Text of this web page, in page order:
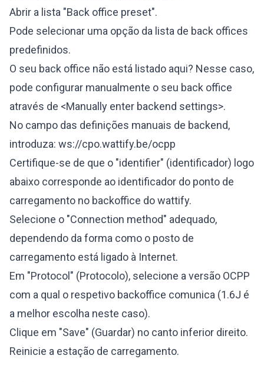
Abrir a lista "Back office preset".
Pode selecionar uma opção da lista de back offices
predefinidos.
O seu back office não está listado aqui? Nesse caso,
pode configurar manualmente o seu back office
através de <Manually enter backend settings>.
No campo das definições manuais de backend,
introduza: ws://cpo.wattify.be/ocpp
Certifique-se de que o "identifier" (identificador) logo
abaixo corresponde ao identificador do ponto de
carregamento no backoffice do wattify.
Selecione o "Connection method" adequado,
dependendo da forma como o posto de
carregamento está ligado à Internet.
Em "Protocol" (Protocolo), selecione a versão OCPP
com a qual o respetivo backoffice comunica (1.6J é
a melhor escolha neste caso).
Clique em "Save" (Guardar) no canto inferior direito.
Reinicie a estação de carregamento.